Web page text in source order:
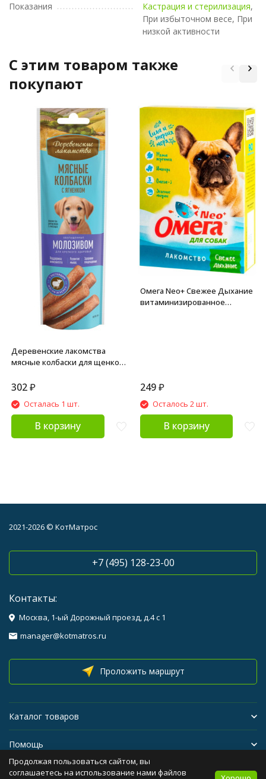
Показания
Кастрация и стерилизация,
При избыточном весе, При
низкой активности
C этим товаром также
покупают
Деревенские лакомства
мясные колбаски для щенков
обогащенные молозивом - 45
302₽
Осталась 1 шт.
В корзину
Омега Neo+ Свежее Дыхание
витаминизированное
249 ₽
Осталось 2 шт.
В корзину
2021-2026 © КотМатрос
+7 (495) 128-23-00
Контакты:
Москва, 1-ый Дорожный проезд, д.4 с 1
manager@kotmatros.ru
Проложить маршрут
Каталог товаров
Помощь
Бренды
Продолжая пользоваться сайтом, вы
соглашаетесь на использование нами файлов